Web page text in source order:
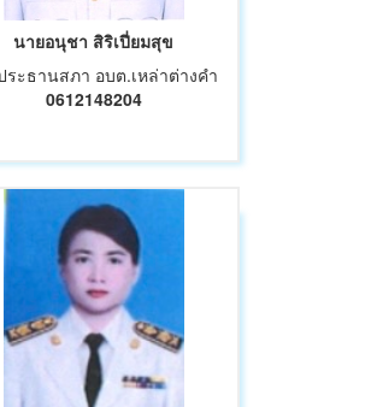
นายอนุชา สิริเปี่ยมสุข
ระธานสภา อบต.เหล่าต่างคำ
0612148204